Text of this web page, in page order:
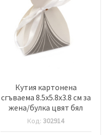
Кутия картонена
сгъваема 8.5x5.8x3.8 см за
жена/булка цвят бял
Код:302914